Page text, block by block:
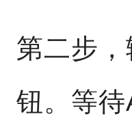
第二步
钮。等